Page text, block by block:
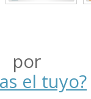
el tuyo?